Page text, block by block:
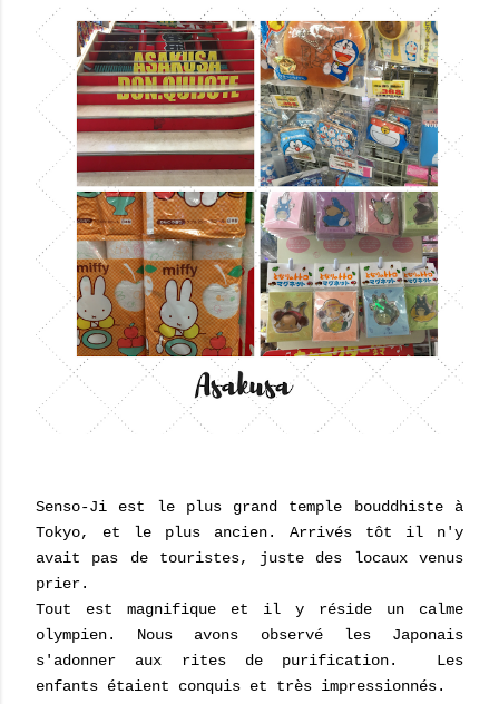
Senso-Ji est le plus grand temple bouddhiste à
Tokyo, et le plus ancien. Arrivés tôt il n'y
avait pas de touristes, juste des locaux venus
prier.
Tout est magnifique et il y réside un calme
olympien. Nous avons observé les Japonais
s'adonner aux rites de purification. Les
enfants étaient conquis et très impressionnés.